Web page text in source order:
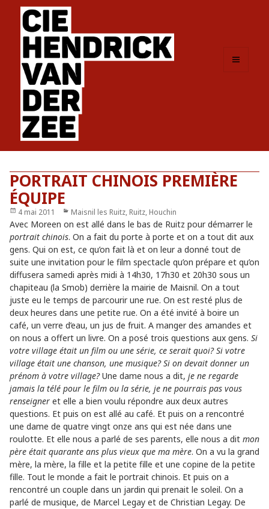
PORTRAIT CHINOIS PREMIÈRE
ÉQUIPE
Publié
le
4 mai 2011 Catégories
Maisnil les Ruitz, Ruitz, Houchin
Avec Moreen on est allé dans le bas de Ruitz pour démarrer le
portrait chinois. On a fait du porte à porte et on a tout dit aux
gens. Qui on est, ce qu’on fait là et on leur a donné tout de
suite une invitation pour le film spectacle qu’on prépare et qu’on
diffusera samedi après midi à 14h30, 17h30 et 20h30 sous un
chapiteau (la Smob) derrière la mairie de Maisnil. On a tout
juste eu le temps de parcourir une rue. On est resté plus de
deux heures dans une petite rue. On a été invité à boire un
café, un verre d’eau, un jus de fruit. A manger des amandes et
on nous a offert un livre. On a posé trois questions aux gens. Si
votre village était un film ou une série, ce serait quoi? Si votre
village était une chanson, une musique? Si on devait donner un
prénom à votre village?Une dame nous a dit, je ne regarde
jamais la télé pour le film ou la série, je ne pourrais pas vous
renseigneret elle a bien voulu répondre aux deux autres
questions. Et puis on est allé au café. Et puis on a rencontré
une dame de quatre vingt onze ans qui est née dans une
roulotte. Et elle nous a parlé de ses parents, elle nous a dit mon
père était quarante ans plus vieux que ma mère. On a vu la grand
mère, la mère, la fille et la petite fille et une copine de la petite
fille. Tout le monde a fait le portrait chinois. Et puis on a
rencontré un couple dans un jardin qui prenait le soleil. On a
parlé de musique, de Marcel Legay et de Christian Legay. De